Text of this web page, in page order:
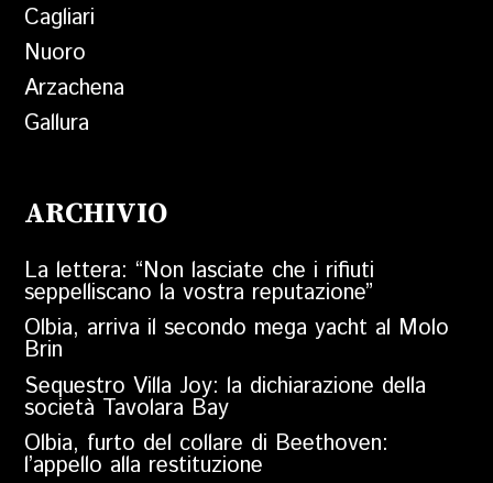
Cagliari
Nuoro
Arzachena
Gallura
ARCHIVIO
La lettera: “Non lasciate che i rifiuti
seppelliscano la vostra reputazione”
Olbia, arriva il secondo mega yacht al Molo
Brin
Sequestro Villa Joy: la dichiarazione della
società Tavolara Bay
Olbia, furto del collare di Beethoven:
l’appello alla restituzione